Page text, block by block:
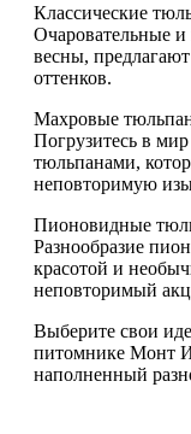
Классические
Очаровательные
весны,
оттенков.
Махровые
Погрузитесь в
тюльпанами,
неповторимую
Пионовидные
Разнообразие
красотой и
неповторимый
Выберите свои
питомнике Монт
наполненный